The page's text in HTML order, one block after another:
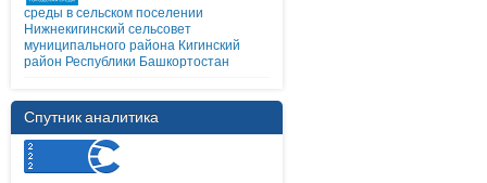
среды в сельском поселении
Нижнекигинский сельсовет
муниципального района Кигинский
район Республики Башкортостан
Спутник аналитика